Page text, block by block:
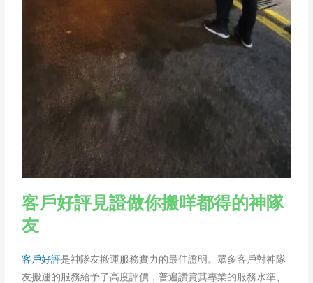
客戶好評見證做你搬咩都得的神隊
友
客戶好評是神隊友搬運服務實力的最佳證明。眾多客戶對神隊
友搬運的服務給予了高度評價，普遍讚賞其專業的服務水準、